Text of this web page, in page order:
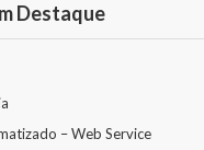
Destaque
– Web Service